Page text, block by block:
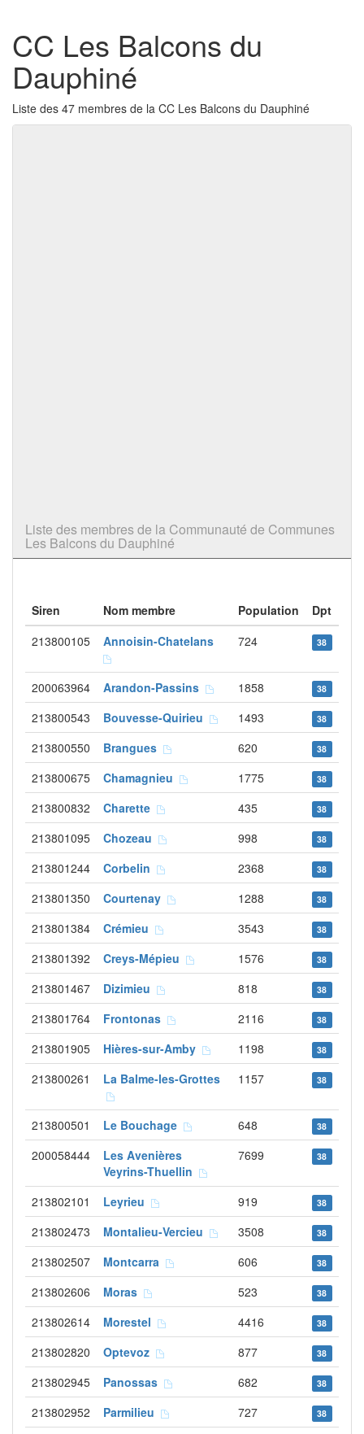
CC Les Balcons du
Dauphiné
Liste des 47 membres de la CC Les Balcons du Dauphiné
Liste des membres de la Communauté de Communes
Les Balcons du Dauphiné
Siren Nom membre Population
Dpt
213800105
Annoisin-Chatelans 724 38
200063964 Arandon-Passins 1858 38
213800543 Bouvesse-Quirieu 1493 38
213800550 Brangues 620 38
213800675 Chamagnieu 1775 38
213800832 Charette 435 38
213801095 Chozeau 998 38
213801244 Corbelin 2368 38
213801350 Courtenay 1288 38
213801384 Crémieu 3543 38
213801392 Creys-Mépieu 1576 38
213801467 Dizimieu 818 38
213801764 Frontonas 2116 38
213801905 Hières-sur-Amby 1198 38
213800261 La Balme-les-Grottes 1157 38
213800501 Le Bouchage 648 38
200058444
Les Avenières
Veyrins-Thuellin
7699 38
213802101 Leyrieu 919 38
213802473 Montalieu-Vercieu 3508 38
213802507 Montcarra 606 38
213802606 Moras 523 38
213802614 Morestel 4416 38
213802820 Optevoz 877 38
213802945 Panossas 682 38
213802952 Parmilieu 727 38